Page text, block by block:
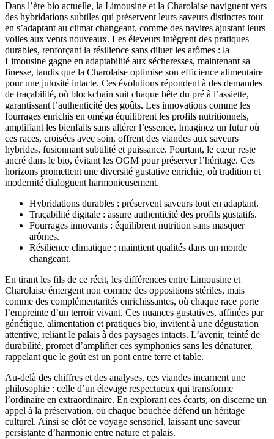
Dans l’ère bio actuelle, la Limousine et la Charolaise naviguent vers
des hybridations subtiles qui préservent leurs saveurs distinctes tout
en s’adaptant au climat changeant, comme des navires ajustant leurs
voiles aux vents nouveaux. Les éleveurs intègrent des pratiques
durables, renforçant la résilience sans diluer les arômes : la
Limousine gagne en adaptabilité aux sécheresses, maintenant sa
finesse, tandis que la Charolaise optimise son efficience alimentaire
pour une jutosité intacte. Ces évolutions répondent à des demandes
de traçabilité, où blockchain suit chaque bête du pré à l’assiette,
garantissant l’authenticité des goûts. Les innovations comme les
fourrages enrichis en oméga équilibrent les profils nutritionnels,
amplifiant les bienfaits sans altérer l’essence. Imaginez un futur où
ces races, croisées avec soin, offrent des viandes aux saveurs
hybrides, fusionnant subtilité et puissance. Pourtant, le cœur reste
ancré dans le bio, évitant les OGM pour préserver l’héritage. Ces
horizons promettent une diversité gustative enrichie, où tradition et
modernité dialoguent harmonieusement.
Hybridations durables : préservent saveurs tout en adaptant.
Traçabilité digitale : assure authenticité des profils gustatifs.
Fourrages innovants : équilibrent nutrition sans masquer
arômes.
Résilience climatique : maintient qualités dans un monde
changeant.
En tirant les fils de ce récit, les différences entre Limousine et
Charolaise émergent non comme des oppositions stériles, mais
comme des complémentarités enrichissantes, où chaque race porte
l’empreinte d’un terroir vivant. Ces nuances gustatives, affinées par
génétique, alimentation et pratiques bio, invitent à une dégustation
attentive, reliant le palais à des paysages intacts. L’avenir, teinté de
durabilité, promet d’amplifier ces symphonies sans les dénaturer,
rappelant que le goût est un pont entre terre et table.
Au-delà des chiffres et des analyses, ces viandes incarnent une
philosophie : celle d’un élevage respectueux qui transforme
l’ordinaire en extraordinaire. En explorant ces écarts, on discerne un
appel à la préservation, où chaque bouchée défend un héritage
culturel. Ainsi se clôt ce voyage sensoriel, laissant une saveur
persistante d’harmonie entre nature et palais.